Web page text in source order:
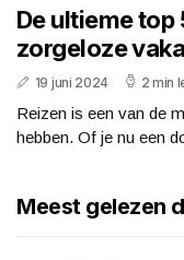
De ultieme top
zorgeloze
19 juni 2024 2 min
Reizen is een van de
hebben. Of je nu een
Meest gelezen